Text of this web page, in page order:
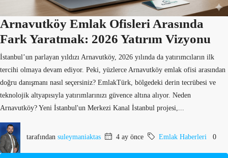
Arnavutköy Emlak Ofisleri Arasında
Fark Yaratmak: 2026 Yatırım Vizyonu
İstanbul’un parlayan yıldızı Arnavutköy, 2026 yılında da yatırımcıların ilk
tercihi olmaya devam ediyor. Peki, yüzlerce Arnavutköy emlak ofisi arasından
doğru danışmanı nasıl seçersiniz? EmlakTürk, bölgedeki derin tecrübesi ve
teknolojik altyapısıyla yatırımlarınızı güvence altına alıyor. Neden
Arnavutköy? Yeni İstanbul'un Merkezi Kanal İstanbul projesi,...
tarafından suleymaniaktas 4 ay önce Emlak Haberleri 0